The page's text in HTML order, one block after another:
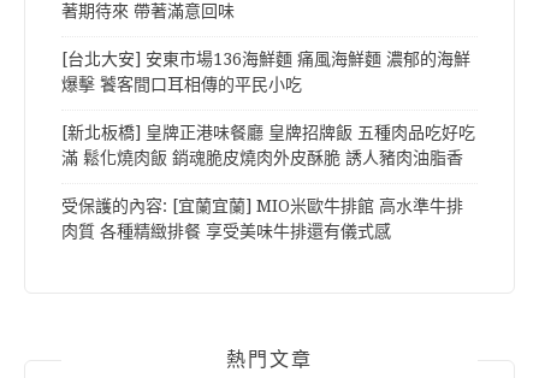
著期待來 帶著滿意回味
[台北大安] 安東市場136海鮮麵 痛風海鮮麵 濃郁的海鮮
爆擊 饕客間口耳相傳的平民小吃
[新北板橋] 皇牌正港味餐廳 皇牌招牌飯 五種肉品吃好吃
滿 鬆化燒肉飯 銷魂脆皮燒肉外皮酥脆 誘人豬肉油脂香
受保護的內容: [宜蘭宜蘭] MIO米歐牛排館 高水準牛排
肉質 各種精緻排餐 享受美味牛排還有儀式感
熱門文章